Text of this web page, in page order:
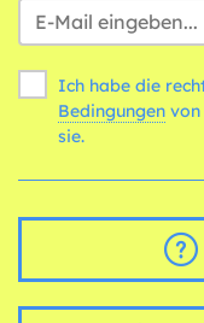
Ich habe die
Bedingungen
sie.